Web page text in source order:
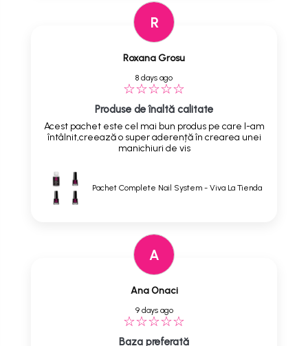
R
Roxana Grosu
8 days ago
Produse de înaltă calitate
Acest pachet este cel mai bun produs pe care l-am
întâlnit,creează o super aderență în crearea unei
manichiuri de vis
Pachet Complete Nail System - Viva La Tienda
A
Ana Onaci
9 days ago
Baza preferată